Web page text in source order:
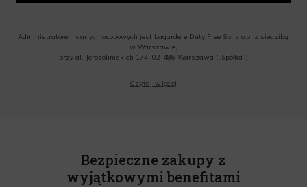
Administratorem danych osobowych jest Lagardere Duty Free Sp. z o.o. z siedzibą
w Warszawie,
przy al. Jerozolimskich 174, 02-486 Warszawa („Spółka”)
o.o. informacji handlowych, w tym newslettera, informacji o promocjach i
Czytaj więcej
Bezpieczne zakupy z
wyjątkowymi benefitami